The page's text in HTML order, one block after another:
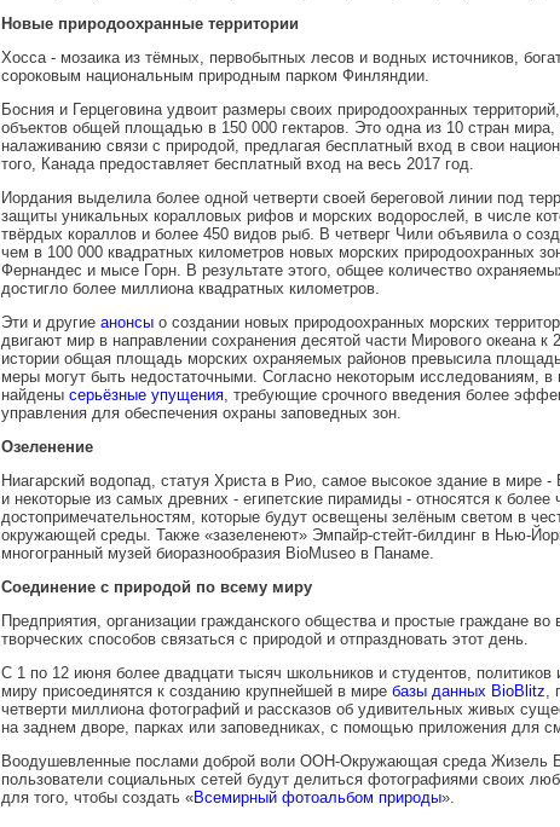
Новые природоохранные территории
Хосса - мозаика из тёмных, первобытных лесов и водных источников,
сороковым национальным природным парком Финляндии.
Босния и Герцеговина удвоит размеры своих природоохранных
объектов общей площадью в 150 000 гектаров. Это одна из 10 стран мира,
налаживанию связи с природой, предлагая бесплатный вход в свои
того, Канада предоставляет бесплатный вход на весь 2017 год.
Иордания выделила более одной четверти своей береговой линии под
защиты уникальных коралловых рифов и морских водорослей, в числе
твёрдых кораллов и более 450 видов рыб. В четверг Чили объявила о
чем в 100 000 квадратных километров новых морских природоохранных
Фернандес и мысе Горн. В результате этого, общее количество
достигло более миллиона квадратных километров.
​Эти и другие анонсы о создании новых природоохранных морских
двигают мир в направлении сохранения десятой части Мирового океана к
истории общая площадь морских охраняемых районов превысила
меры могут быть недостаточными. Согласно некоторым исследованиям, в
найдены серьёзные упущения, требующие срочного введения более
управления для обеспечения охраны заповедных зон.
Озеленение
Ниагарский водопад, статуя Христа в Рио, самое высокое здание в мире
и некоторые из самых древних - египетские пирамиды - относятся к более
достопримечательностям, которые будут освещены зелёным светом в
окружающей среды. Также «зазеленеют» Эмпайр-стейт-билдинг в Нью-
многогранный музей биоразнообразия BioMuseo в Панаме.
Соединение с природой по всему миру
Предприятия, организации гражданского общества и простые граждане
творческих способов связаться с природой и отпраздновать этот день.
С 1 по 12 июня более двадцати тысяч школьников и студентов, политиков
миру присоединятся к созданию крупнейшей в мире базы данных BioBlitz,
четверти миллиона фотографий и рассказов об удивительных живых
на заднем дворе, парках или заповедниках, с помощью приложения для
Воодушевленные послами доброй воли ООН-Окружающая среда Жизель
пользователи социальных сетей будут делиться фотографиями своих
для того, чтобы создать «Всемирный фотоальбом природы».